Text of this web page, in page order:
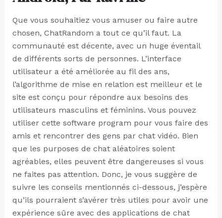
Que vous souhaitiez vous amuser ou faire autre
chosen, ChatRandom a tout ce qu’il faut. La
communauté est décente, avec un huge éventail
de différents sorts de personnes. L’interface
utilisateur a été améliorée au fil des ans,
l’algorithme de mise en relation est meilleur et le
site est conçu pour répondre aux besoins des
utilisateurs masculins et féminins. Vous pouvez
utiliser cette software program pour vous faire des
amis et rencontrer des gens par chat vidéo. Bien
que les purposes de chat aléatoires soient
agréables, elles peuvent être dangereuses si vous
ne faites pas attention. Donc, je vous suggère de
suivre les conseils mentionnés ci-dessous, j’espère
qu’ils pourraient s’avérer très utiles pour avoir une
expérience sûre avec des applications de chat